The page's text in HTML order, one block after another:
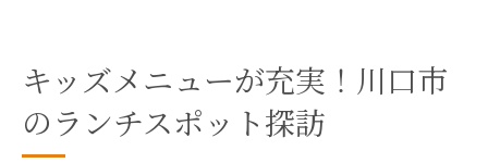
キッズメニューが充実！川口市
のランチスポット探訪